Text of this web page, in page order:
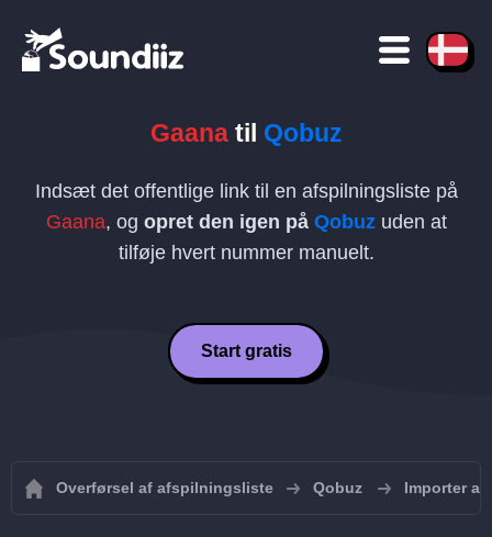
Gaanatil Qobuz
Indsæt det offentlige link til en afspilningsliste på
Gaana, og opret den igen på Qobuzuden at
tilføje hvert nummer manuelt.
Start gratis
Overførsel af afspilningsliste Qobuz Importer